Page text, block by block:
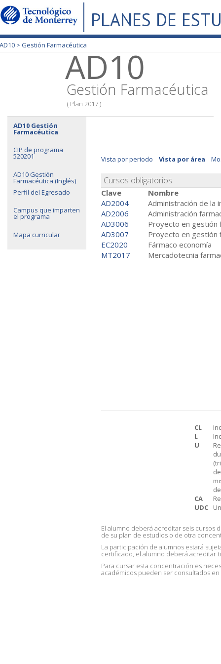
PLANES DE
AD10 > Gestión FarmacéuticaAD10
Gestión Farmacéutica
( Plan 2017 )
AD10 Gestión
Farmacéutica
CIP de programa
520201
AD10 Gestión
Farmacéutica (Inglés)
Perfil del Egresado
Campus que imparten
el programa
Mapa curricular
Vista por periodo Vista por área
Cursos obligatorios
Clave
Nombre
AD2004
Administración de la
AD2006
Administración
AD3006
Proyecto en gestión
AD3007
Proyecto en gestión
EC2020
Fármaco economía
MT2017
Mercadotecnia
CL
L
U
CA
UDC
El alumno deberá acreditar seis cursos
de su plan de estudios o de otra
La participación de alumnos estará
certificado, el alumno deberá acreditar
Para cursar esta concentración es
académicos pueden ser consultados